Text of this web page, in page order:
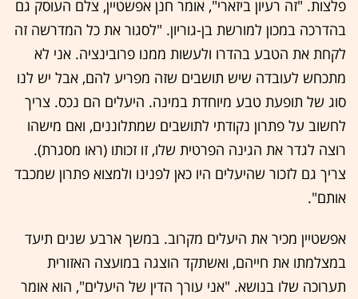
פלצות. "זה רעיון ביזארי", אומר חנן אפשטיין, צלם העוסק גם
בהדרכה במכון למורשת בן-גוריון. "לסגור את כל המדרשה זה
לקחת את הטבע בהדרו ולעשות ממנו פרובינציה. אני לא
מתכחש לעובדה שיש תושבים שזה מפריע להם, אבל יש לנו
סוג של תופעת טבע מיוחדת במינה. היעלים הם נכס. צריך
לחשוב על פתרון נקודתי לתושבים שמתלוננים, ואם מישהו
רוצה לגדר את הגינה הפרטית שלו, זו זכותו (ראו מסגרת).
צריך גם לזכור שהיעלים היו כאן לפנינו ולמצוא פתרון שמכבד
אותם".
אפשטיין מכיר את היעלים מקרוב. במשך ארבע שנים תיעד
במצלמתו את חייהם, ואשתקד הוצגה במועצה האזורית
תערוכה שלו בנושא. "אני עורך הדין של היעלים", הוא אומר